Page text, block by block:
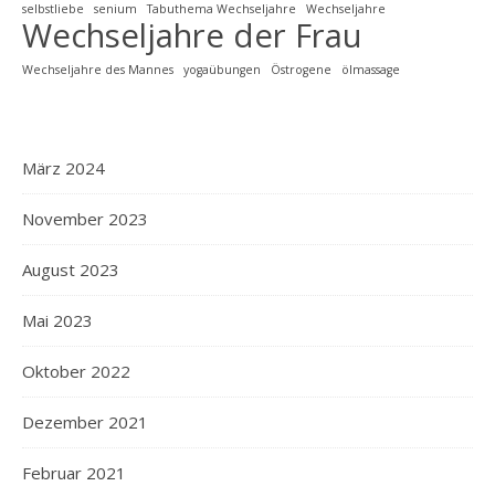
selbstliebe
senium Tabuthema Wechseljahre Wechseljahre
Wechseljahre der Frau
Wechseljahre des Mannes yogaübungen Östrogene ölmassage
März 2024
November 2023
August 2023
Mai 2023
Oktober 2022
Dezember 2021
Februar 2021